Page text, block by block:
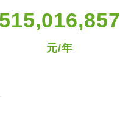
515,016,857
元/年